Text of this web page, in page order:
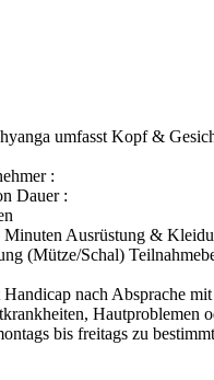
umfasst Kopf &
:
Dauer :
Minuten Ausrüstung &
(Mütze/Schal)
nach Absprache
Hautproblemen
bis freitags zu